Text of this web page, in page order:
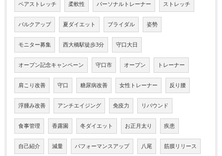
ペアストレッチ 柔軟性 パーソナルトレーナー ストレッチ
バルクアップ 夏ダイエット ブライダル 姿勢
モニター募集 西大橋駅徒歩3分 守口大日
オープン記念キャンペーン 守口市 オープン トレーナー
肩こり改善 守口 糖尿病改善 女性トレーナー 反り腰
浮腫み改善 アンチエイジング 免疫力 リバウンド
食事管理 香露園 冬ダイエット お正月太り 疾患
自己紹介 減量 パフォーマンスアップ 八尾 筋膜リリース